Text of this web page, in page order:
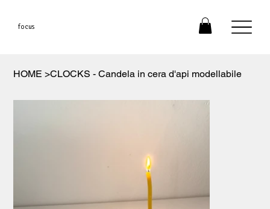
focus
HOME >CLOCKS - Candela in cera d'api modellabile